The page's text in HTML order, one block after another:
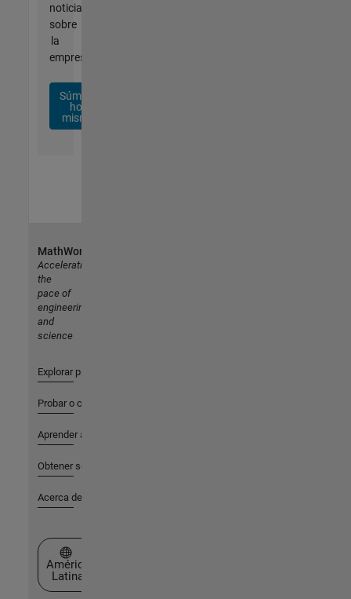
noticias
sobre
la
empresa.
Súmese
hoy
mismo
MathWorks
Accelerating
the
pace of
engineering
and
science
Explorar productos
Probar o comprar
Aprender a utilizar
Obtener soporte
Acerca de MathWorks
Seleccione un país/idioma
América
Latina